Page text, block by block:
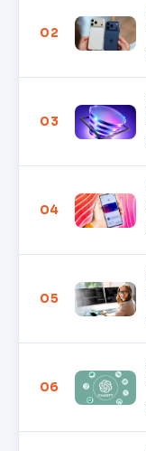
02
03
04
05
06